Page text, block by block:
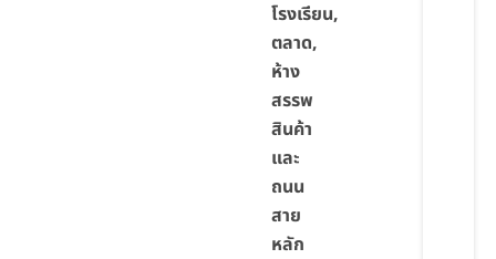
โรงเรียน,
ตลาด,
ห้าง
สรรพ
สินค้า
และ
ถนน
สาย
หลัก